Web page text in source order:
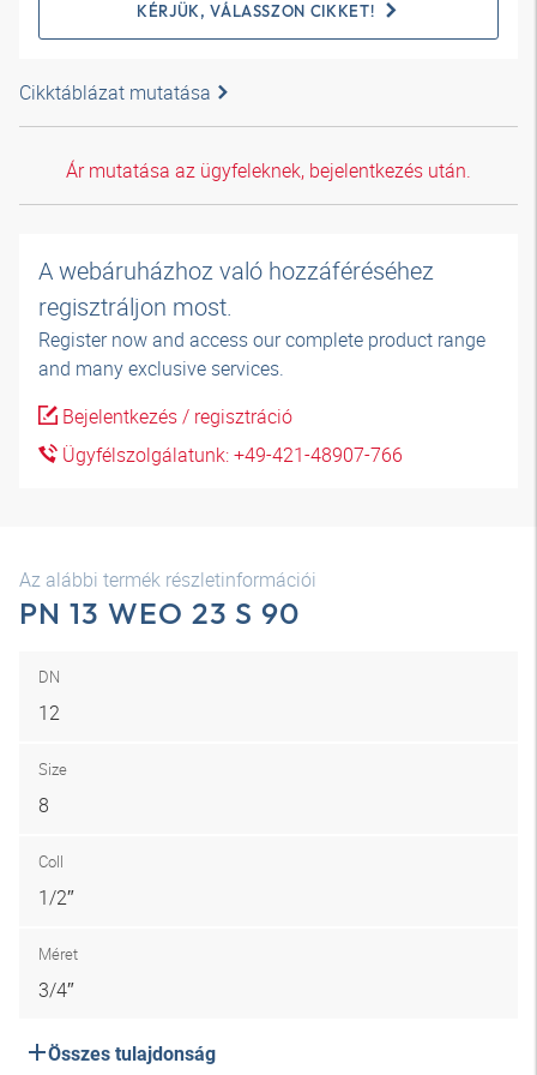
KÉRJÜK, VÁLASSZON CIKKET!
Cikktáblázat mutatása
Ár mutatása az ügyfeleknek, bejelentkezés után.
A webáruházhoz való hozzáféréséhez
regisztráljon most.
Register now and access our complete product range
and many exclusive services.
Bejelentkezés / regisztráció
Ügyfélszolgálatunk: +49-421-48907-766
Az alábbi termék részletinformációi
PN 13 WEO 23 S 90
DN
12
Size
8
Coll
1/2″
Méret
3/4″
Összes tulajdonság